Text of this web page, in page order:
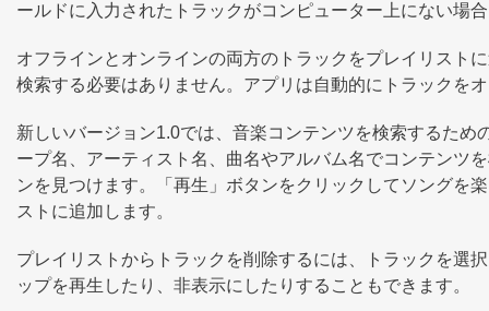
ールドに入力されたトラックがコンピューター上にない場
オフラインとオンラインの両方のトラックをプレイリスト
検索する必要はありません。アプリは自動的にトラックを
新しいバージョン1.0では、音楽コンテンツを検索するた
ープ名、アーティスト名、曲名やアルバム名でコンテンツ
ンを見つけます。「再生」ボタンをクリックしてソングを
ストに追加します。
プレイリストからトラックを削除するには、トラックを選
ップを再生したり、非表示にしたりすることもできます。